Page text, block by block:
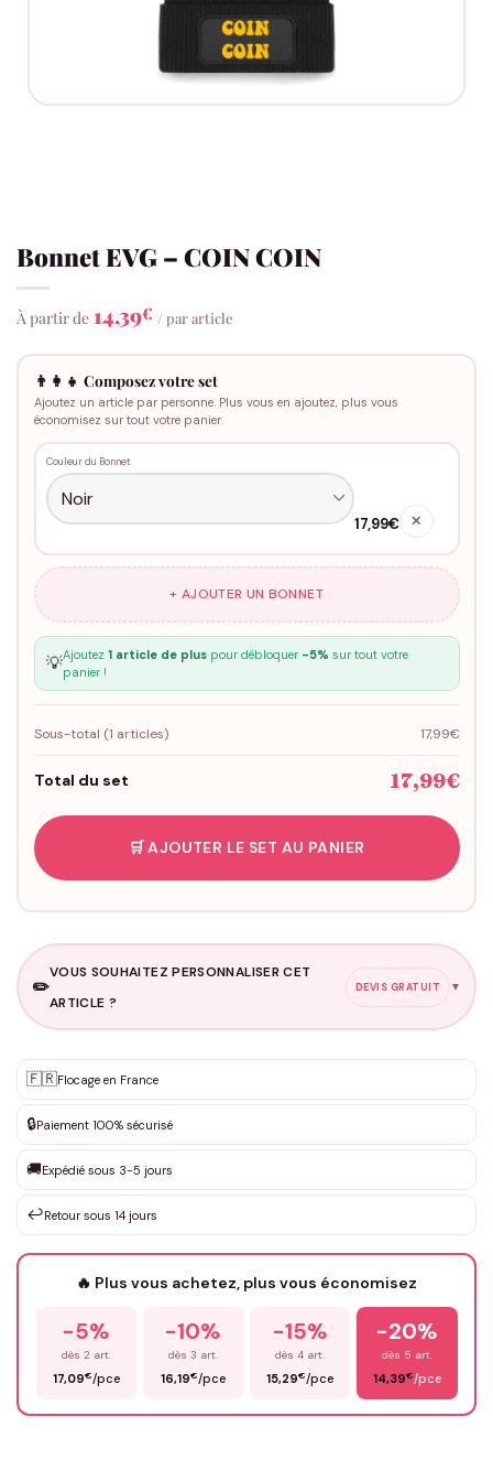
Bonnet EVG – COIN COIN
À partir de 14,39€ / par article
👨‍👩‍👧 Composez votre set
Ajoutez un article par personne. Plus vous en ajoutez, plus vous
économisez sur tout votre panier.
Couleur du Bonnet
17,99€ ✕
+ AJOUTER UN BONNET
💡Ajoutez 1 article de pluspour débloquer -5% sur tout votre
panier !
Sous-total (1 articles) 17,99€
Total du set 17,99€
🛒 AJOUTER LE SET AU PANIER
✏️
VOUS SOUHAITEZ PERSONNALISER CET
ARTICLE ?
DEVIS GRATUIT ▼
✨ Personnalisation sur mesure
DEVIS GRATUIT · Personnalisation de 3 à 10€ selon la demande
Que souhaitez-vous ?*
Votre texte / idée*
Prénom*
🇫🇷Flocage en France
🔒Paiement 100% sécurisé
🚚Expédié sous 3-5 jours
↩️Retour sous 14 jours
🔥 Plus vous achetez, plus vous économisez
-5%
dès 2 art.
17,09€/pce
-10%
dès 3 art.
16,19€/pce
-15%
dès 4 art.
15,29€/pce
-20%
dès 5 art.
14,39€/pce